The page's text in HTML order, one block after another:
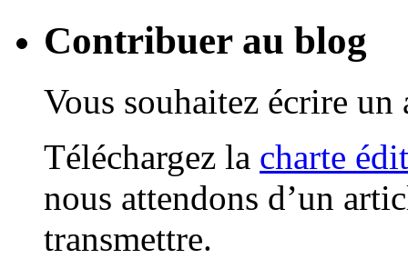
Contribuer au blog
Vous souhaitez écrire
Téléchargez la charte
nous attendons d’un
transmettre.